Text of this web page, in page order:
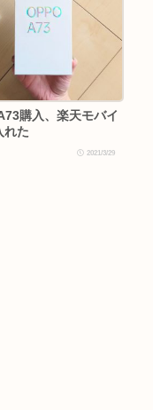
購入、楽天モバイ
れた
2021/3/29